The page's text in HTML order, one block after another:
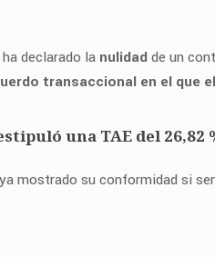
declarado la nulidadde un
transaccional en el que
una TAE del 26,82
mostrado su conformidad si